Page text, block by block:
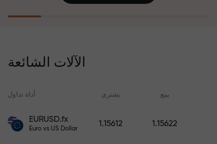
من المال.
خسائرك ويضمن لك مضاعفة أرباحك
ثلاث مرات خلال ستة أشهر. تداول
الآلات الشائعة
أداة تداول يشتري يبيع
EURUSD.fx
Euro vs US Dollar
1.15612 1.15622